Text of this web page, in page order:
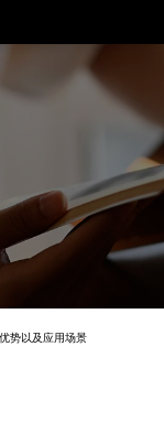
势以及应用场景